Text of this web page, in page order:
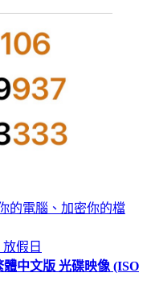
的電腦、加密你的檔
假日
中文版 光碟映像 (ISO